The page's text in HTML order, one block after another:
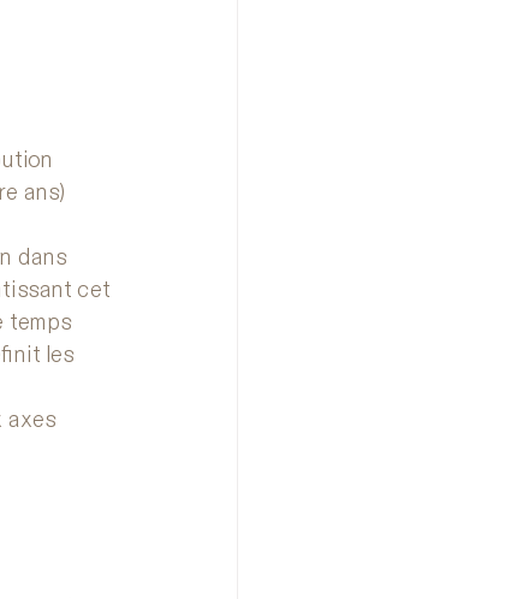
ans)
dans
cet
temps
les
axes